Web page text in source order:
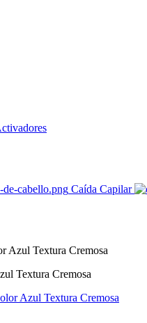
Caída Capilar
Azul Textura Cremosa